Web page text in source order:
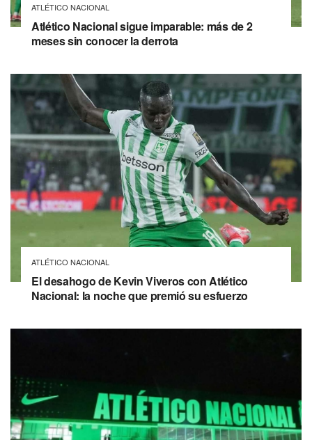
ATLÉTICO NACIONAL
Atlético Nacional sigue imparable: más de 2
meses sin conocer la derrota
ATLÉTICO NACIONAL
El desahogo de Kevin Viveros con Atlético
Nacional: la noche que premió su esfuerzo